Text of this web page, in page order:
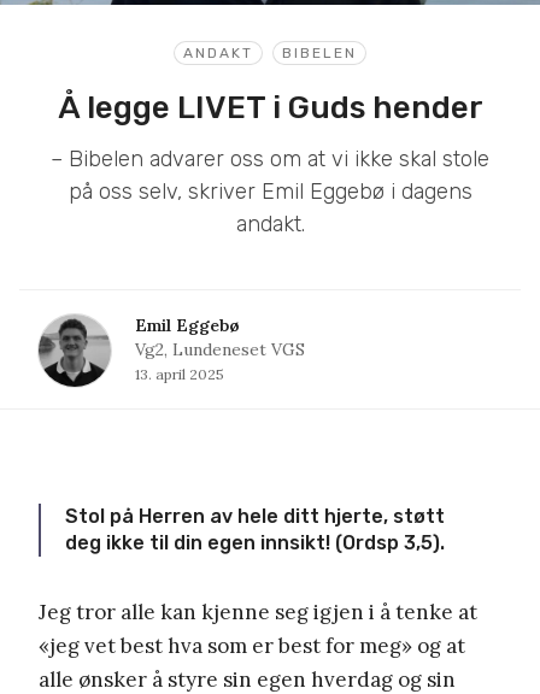
ANDAKT BIBELEN
Å legge LIVET i Guds hender
– Bibelen advarer oss om at vi ikke skal stole
på oss selv, skriver Emil Eggebø i dagens
andakt.
Emil Eggebø
Vg2, Lundeneset VGS
13. april 2025
Stol på Herren av hele ditt hjerte, støtt
deg ikke til din egen innsikt! (Ordsp 3,5).
Jeg tror alle kan kjenne seg igjen i å tenke at
«jeg vet best hva som er best for meg» og at
alle ønsker å styre sin egen hverdag og sin